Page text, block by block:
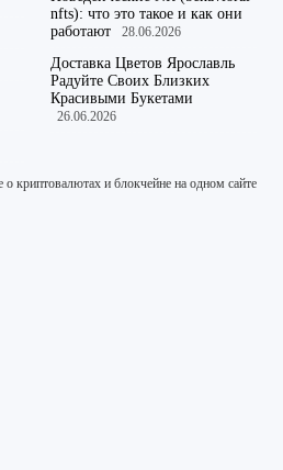
nfts): что это такое и как они
работают
28.06.2026
Доставка Цветов Ярославль
Радуйте Своих Близких
Красивыми Букетами
26.06.2026
о криптовалютах и блокчейне на одном сайте